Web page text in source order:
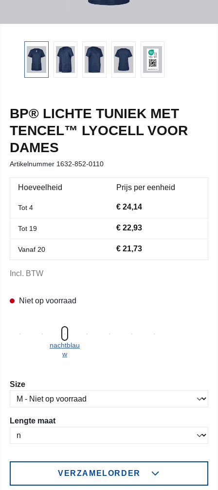
BP® LICHTE TUNIEK MET
TENCEL™ LYOCELL VOOR
DAMES
Artikelnummer 1632-852-0110
Hoeveelheid Prijs per eenheid
Tot 4 € 24,14
Tot 19 € 22,93
Vanaf 20 € 21,73
Incl. BTW
Niet op voorraad
nachtblau
w
Selecteer
Size
Selecteer
Lengte maat
VERZAMELORDER